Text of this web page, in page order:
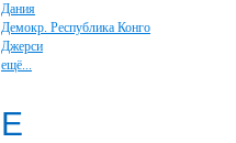
Дания
Демокр. Республика Конго
Джерси
ещё...
Е